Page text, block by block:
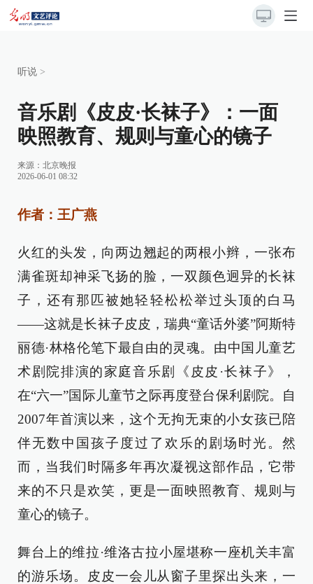
听说 >
音乐剧《皮皮·长袜子》：一面
映照教育、规则与童心的镜子
来源： 北京晚报
2026-06-01 08:32
作者：王广燕
火红的头发，向两边翘起的两根小辫，一张布
满雀斑却神采飞扬的脸，一双颜色迥异的长袜
子，还有那匹被她轻轻松松举过头顶的白马
——这就是长袜子皮皮，瑞典“童话外婆”阿斯特
丽德·林格伦笔下最自由的灵魂。由中国儿童艺
术剧院排演的家庭音乐剧《皮皮·长袜子》，
在“六一”国际儿童节之际再度登台保利剧院。自
2007年首演以来，这个无拘无束的小女孩已陪
伴无数中国孩子度过了欢乐的剧场时光。然
而，当我们时隔多年再次凝视这部作品，它带
来的不只是欢笑，更是一面映照教育、规则与
童心的镜子。
舞台上的维拉·维洛古拉小屋堪称一座机关丰富
的游乐场。皮皮一会儿从窗子里探出头来，一